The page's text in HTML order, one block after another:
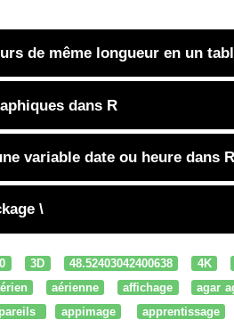
de même longueur en un
dans R
variable date ou heure dans R
\
3D 48.52403042400638 4K
aérienne affichage agar
appimage apprentissage